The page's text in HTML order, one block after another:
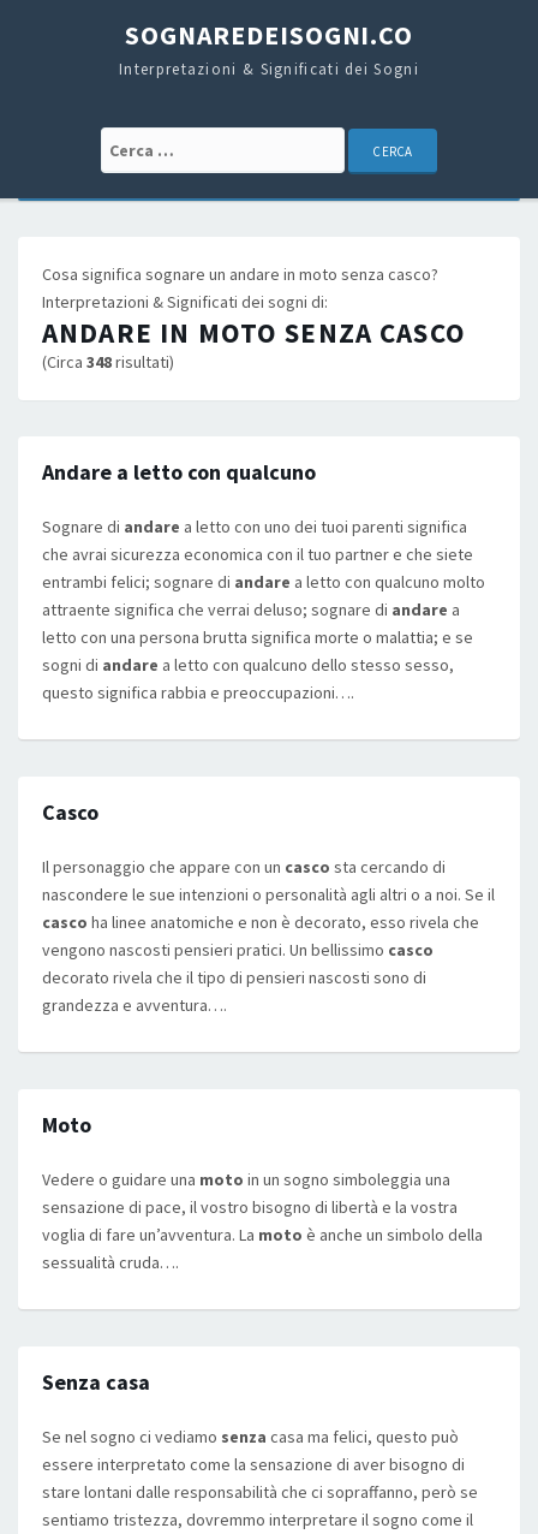
SOGNAREDEISOGNI.CO
Interpretazioni & Significati dei Sogni
Cerca:
Cosa significa sognare un andare in moto senza casco?
Interpretazioni & Significati dei sogni di:
ANDARE IN MOTO SENZA CASCO
(Circa 348risultati)
Andare a letto con qualcuno
Sognare di andare a letto con uno dei tuoi parenti significa
che avrai sicurezza economica con il tuo partner e che siete
entrambi felici; sognare di andare a letto con qualcuno molto
attraente significa che verrai deluso; sognare di andare a
letto con una persona brutta significa morte o malattia; e se
sogni di andare a letto con qualcuno dello stesso sesso,
questo significa rabbia e preoccupazioni….
Casco
Il personaggio che appare con un casco sta cercando di
nascondere le sue intenzioni o personalità agli altri o a noi. Se il
casco ha linee anatomiche e non è decorato, esso rivela che
vengono nascosti pensieri pratici. Un bellissimo casco
decorato rivela che il tipo di pensieri nascosti sono di
grandezza e avventura….
Moto
Vedere o guidare una moto in un sogno simboleggia una
sensazione di pace, il vostro bisogno di libertà e la vostra
voglia di fare un’avventura. La moto è anche un simbolo della
sessualità cruda….
Senza casa
Se nel sogno ci vediamo senza casa ma felici, questo può
essere interpretato come la sensazione di aver bisogno di
stare lontani dalle responsabilità che ci sopraffanno, però se
sentiamo tristezza, dovremmo interpretare il sogno come il